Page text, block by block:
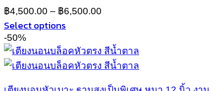
be
chosen
on
the
product
page
฿4,500.00 – ฿6,500.00
Select options
This
product
has
multiple
-50%